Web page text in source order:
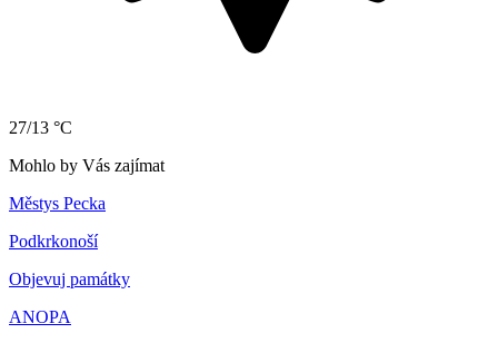
27/13 °C
Mohlo by Vás zajímat
Městys Pecka
Podkrkonoší
Objevuj památky
ANOPA